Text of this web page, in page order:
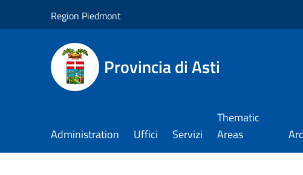
Region Piedmont
Provincia di Asti
Administration Uffici Servizi
Thematic
Areas